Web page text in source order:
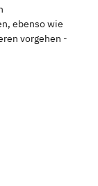
ebenso wie
vorgehen -